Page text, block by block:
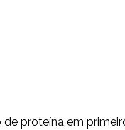
proteína em